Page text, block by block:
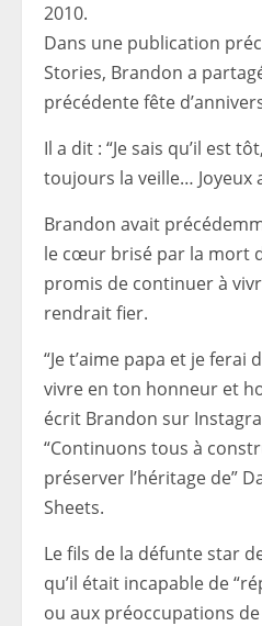
2010.
Dans une publication
Stories, Brandon a
précédente fête
Il a dit : “Je sais qu’il est
toujours la veille… Joyeux
Brandon avait
le cœur brisé par la mort
promis de continuer à
rendrait fier.
“Je t’aime papa et je
vivre en ton honneur et
écrit Brandon sur
“Continuons tous à
préserver l’héritage de”
Sheets.
Le fils de la défunte star
qu’il était incapable de
ou aux préoccupations